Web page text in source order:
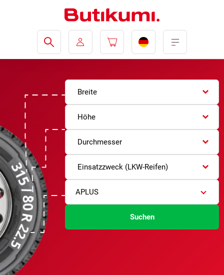
Breite
Höhe
Durchmesser
Einsatzzweck (LKW-Reifen)
APLUS
Suchen